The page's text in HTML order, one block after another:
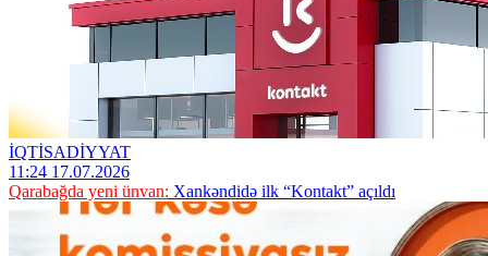
İQTİSADİYYAT
11:24 17.07.2026
Qarabağda yeni ünvan: Xankəndidə ilk “Kontakt” açıldı